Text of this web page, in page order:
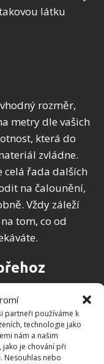
partneři používáme k
technologie jako
nám a našim
je chování při
Nesouhlas nebo
látku
rozměr,
metry dle vašich
která do
zvládne.
celá řada dalších
na čalounění,
Vždy záleží
tom, co od
čalounění,
také chránit.
, který
designový